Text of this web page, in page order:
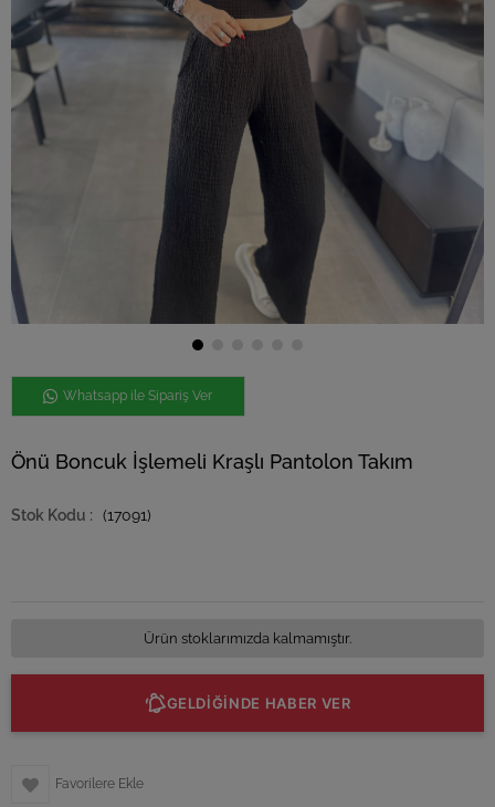
Whatsapp ile Sipariş Ver
Önü Boncuk İşlemeli Kraşlı Pantolon Takım
(17091)
Ürün stoklarımızda kalmamıştır.
GELDİĞİNDE HABER VER
Favorilere Ekle